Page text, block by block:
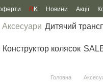
R K Новини Акції
Аксесуари Дитячий
Конструктор колясок
Головна